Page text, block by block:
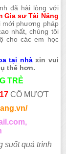
đã hài lòng với
Gia sư Tài Năng
mới phương pháp
nhất, chúng tôi
cho các em học
tại nhàxin vui
thể hơn.
TRẺ
CÔ MƯỢT
suốt quá trình